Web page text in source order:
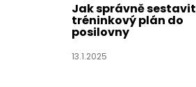
Jak správně sestavit
tréninkový plán do
posilovny
13.1.2025